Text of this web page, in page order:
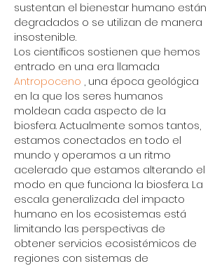
sustentan el bienestar humano están
degradados o se utilizan de manera
insostenible.
Los científicos sostienen que hemos
entrado en una era llamada
Antropoceno , una época geológica
en la que los seres humanos
moldean cada aspecto de la
biosfera. Actualmente somos tantos,
estamos conectados en todo el
mundo y operamos a un ritmo
acelerado que estamos alterando el
modo en que funciona la biosfera. La
escala generalizada del impacto
humano en los ecosistemas está
limitando las perspectivas de
obtener servicios ecosistémicos de
regiones con sistemas de